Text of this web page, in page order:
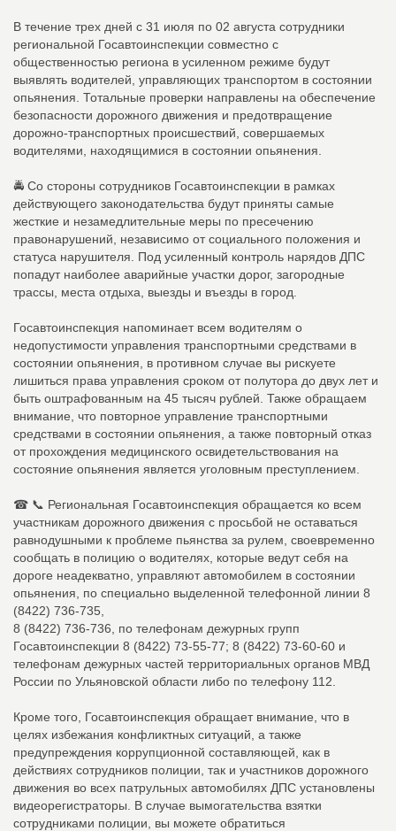
В течение трех дней с 31 июля по 02 августа сотрудники
региональной Госавтоинспекции совместно с
общественностью региона в усиленном режиме будут
выявлять водителей, управляющих транспортом в состоянии
опьянения. Тотальные проверки направлены на обеспечение
безопасности дорожного движения и предотвращение
дорожно-транспортных происшествий, совершаемых
водителями, находящимися в состоянии опьянения.
🚔 Со стороны сотрудников Госавтоинспекции в рамках
действующего законодательства будут приняты самые
жесткие и незамедлительные меры по пресечению
правонарушений, независимо от социального положения и
статуса нарушителя. Под усиленный контроль нарядов ДПС
попадут наиболее аварийные участки дорог, загородные
трассы, места отдыха, выезды и въезды в город.
Госавтоинспекция напоминает всем водителям о
недопустимости управления транспортными средствами в
состоянии опьянения, в противном случае вы рискуете
лишиться права управления сроком от полутора до двух лет и
быть оштрафованным на 45 тысяч рублей. Также обращаем
внимание, что повторное управление транспортными
средствами в состоянии опьянения, а также повторный отказ
от прохождения медицинского освидетельствования на
состояние опьянения является уголовным преступлением.
☎ 📞 Региональная Госавтоинспекция обращается ко всем
участникам дорожного движения с просьбой не оставаться
равнодушными к проблеме пьянства за рулем, своевременно
сообщать в полицию о водителях, которые ведут себя на
дороге неадекватно, управляют автомобилем в состоянии
опьянения, по специально выделенной телефонной линии 8
(8422) 736-735,
8 (8422) 736-736, по телефонам дежурных групп
Госавтоинспекции 8 (8422) 73-55-77; 8 (8422) 73-60-60 и
телефонам дежурных частей территориальных органов МВД
России по Ульяновской области либо по телефону 112.
Кроме того, Госавтоинспекция обращает внимание, что в
целях избежания конфликтных ситуаций, а также
предупреждения коррупционной составляющей, как в
действиях сотрудников полиции, так и участников дорожного
движения во всех патрульных автомобилях ДПС установлены
видеорегистраторы. В случае вымогательства взятки
сотрудниками полиции, вы можете обратиться